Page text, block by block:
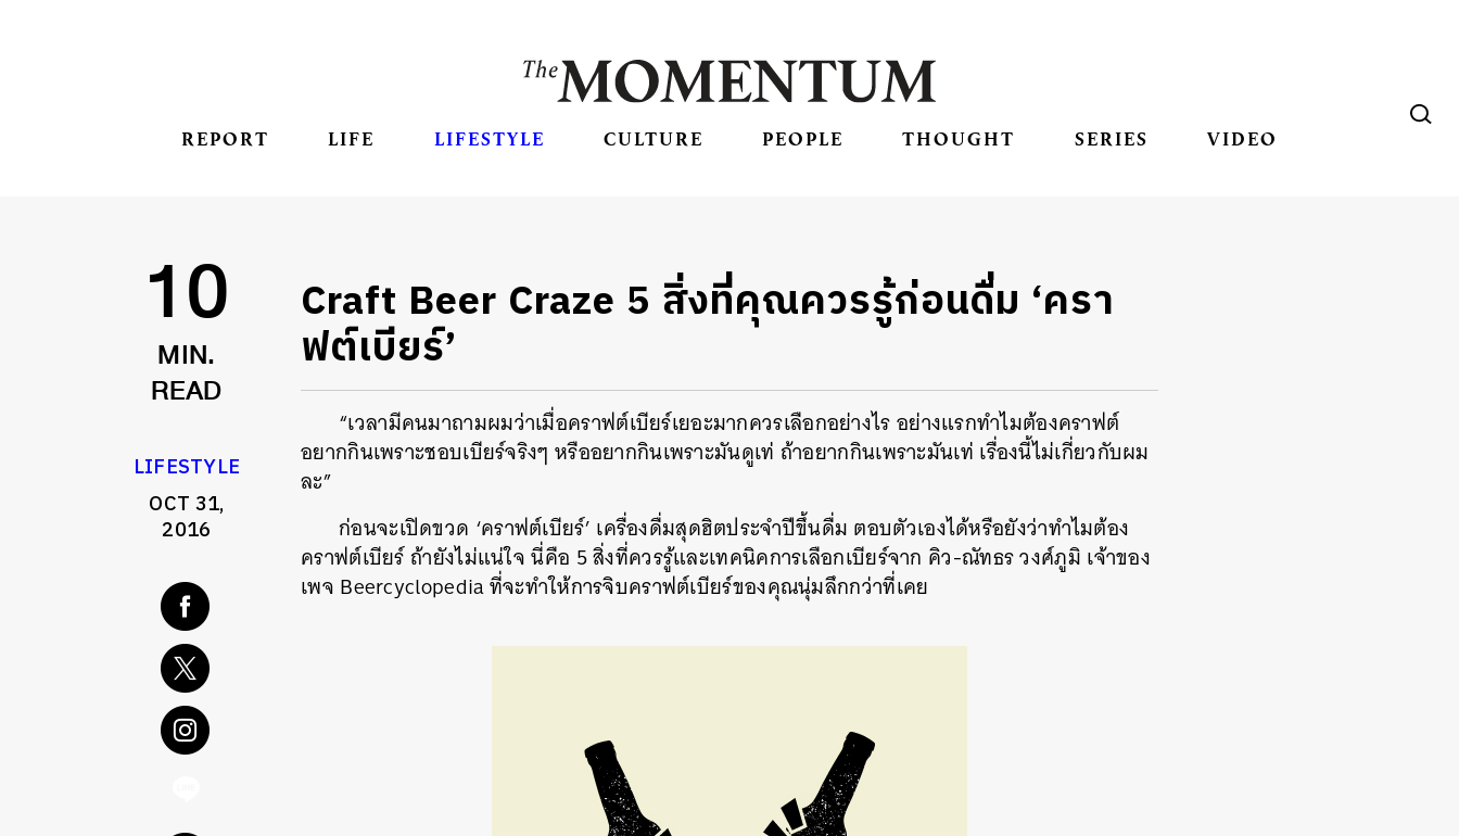
REPORT LIFE LIFESTYLE CULTURE PEOPLE THOUGHT SERIES VIDEO
10
MIN.
READ
LIFESTYLE
OCT 31,
2016
Craft Beer Craze 5 สิ่งที่คุณควรรู้ก่อนดื่ม ‘ครา
ฟต์เบียร์’
“เวลามีคนมาถามผมว่าเมื่อคราฟต์เบียร์เยอะมากควรเลือกอย่างไร อย่างแรกทำไมต้องคราฟต์
อยากกินเพราะชอบเบียร์จริงๆ หรืออยากกินเพราะมันดูเท่ ถ้าอยากกินเพราะมันเท่ เรื่องนี้ไม่เกี่ยวกับผม
ละ”
ก่อนจะเปิดขวด ‘คราฟต์เบียร์’ เครื่องดื่มสุดฮิตประจำปีขึ้นดื่ม ตอบตัวเองได้หรือยังว่าทำไมต้อง
คราฟต์เบียร์ ถ้ายังไม่แน่ใจ นี่คือ 5 สิ่งที่ควรรู้และเทคนิคการเลือกเบียร์จาก คิว-ณัทธร วงศ์ภูมิ เจ้าของ
เพจ Beercyclopedia ที่จะทำให้การจิบคราฟต์เบียร์ของคุณนุ่มลึกกว่าที่เคย